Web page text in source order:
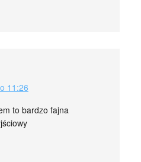
11:26
to bardzo fajna